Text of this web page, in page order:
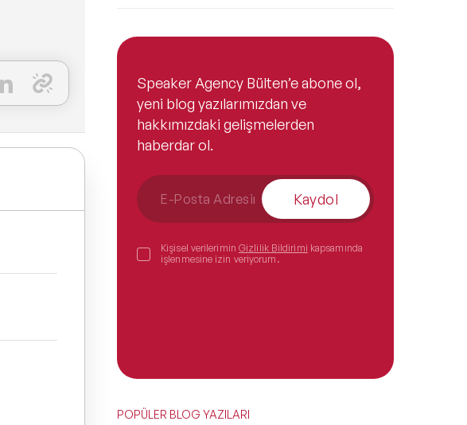
Speaker Agency Bülten’e abone ol,
yeni blog yazılarımızdan ve
hakkımızdaki gelişmelerden
haberdar ol.
Kaydol
Kişisel verilerimin Gizlilik Bildirimi kapsamında
işlenmesine izin veriyorum.
POPÜLER BLOG YAZILARI